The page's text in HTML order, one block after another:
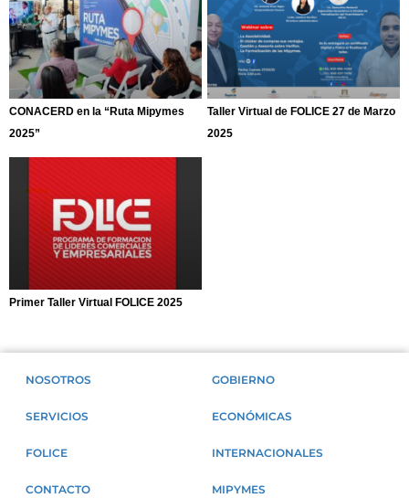
CONACERD en la “Ruta Mipymes
2025”
Taller Virtual de FOLICE 27 de Marzo
2025
Primer Taller Virtual FOLICE 2025
NOSOTROS
SERVICIOS
FOLICE
CONTACTO
GOBIERNO
ECONÓMICAS
INTERNACIONALES
MIPYMES